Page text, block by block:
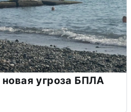
угроза БПЛА